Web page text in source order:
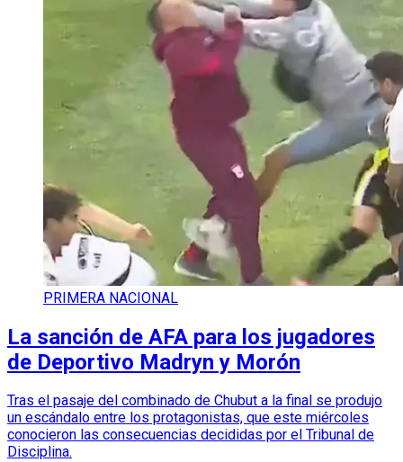
PRIMERA NACIONAL
La sanción de AFA para los jugadores
de Deportivo Madryn y Morón
Tras el pasaje del combinado de Chubut a la final se produjo
un escándalo entre los protagonistas, que este miércoles
conocieron las consecuencias decididas por el Tribunal de
Disciplina.